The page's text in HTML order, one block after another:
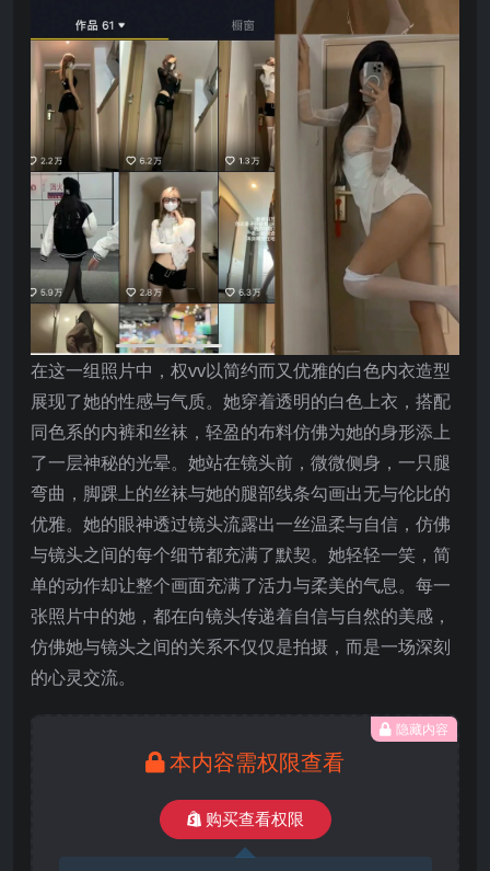
在这一组照片中，权vv以简约而又优雅的白色内衣造型
展现了她的性感与气质。她穿着透明的白色上衣，搭配
同色系的内裤和丝袜，轻盈的布料仿佛为她的身形添上
了一层神秘的光晕。她站在镜头前，微微侧身，一只腿
弯曲，脚踝上的丝袜与她的腿部线条勾画出无与伦比的
优雅。她的眼神透过镜头流露出一丝温柔与自信，仿佛
与镜头之间的每个细节都充满了默契。她轻轻一笑，简
单的动作却让整个画面充满了活力与柔美的气息。每一
张照片中的她，都在向镜头传递着自信与自然的美感，
仿佛她与镜头之间的关系不仅仅是拍摄，而是一场深刻
的心灵交流。
隐藏内容
本内容需权限查看
购买查看权限